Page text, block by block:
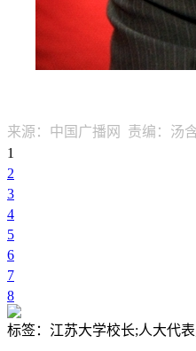
来源：中国广播网 责编：汤
1
2
3
4
5
6
7
8
标签：江苏大学校长;人大代